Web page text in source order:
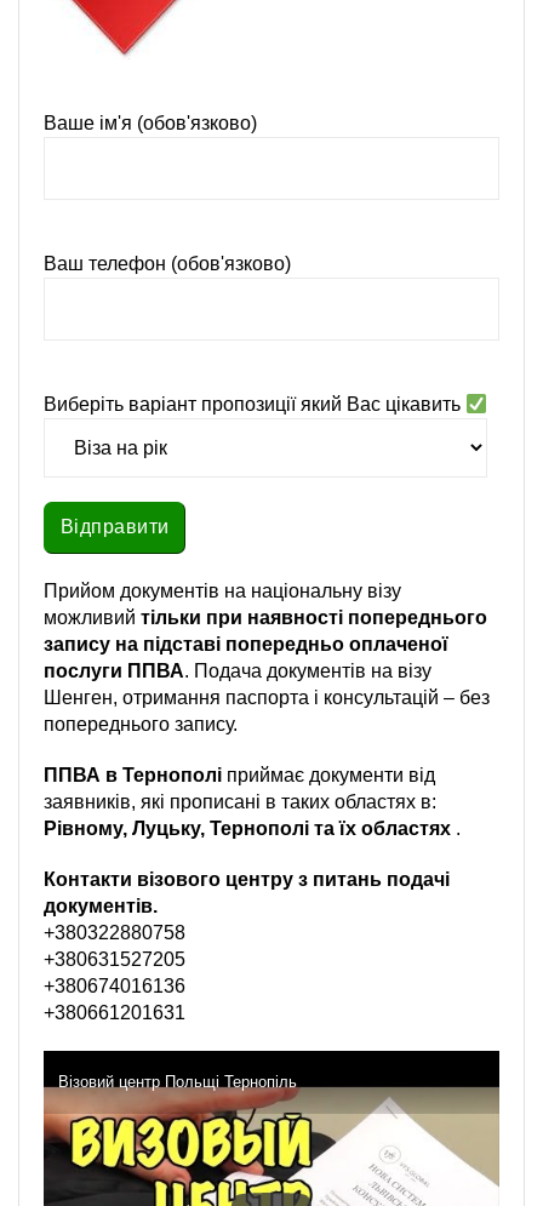
Ваше ім'я (обов'язково)
Ваш телефон (обов'язково)
Виберіть варіант пропозиції який Вас цікавить
Прийом документів на національну візу
можливий тільки при наявності попереднього
запису на підставі попередньо оплаченої
послуги ППВА. Подача документів на візу
Шенген, отримання паспорта і консультацій – без
попереднього запису.
ППВА в Тернополі приймає документи від
заявників, які прописані в таких областях в:
Рівному, Луцьку, Тернополі та їх областях .
Контакти візового центру з питань подачі
документів.
+380322880758
+380631527205
+380674016136
+380661201631
Візовий центр Польщі Тернопіль